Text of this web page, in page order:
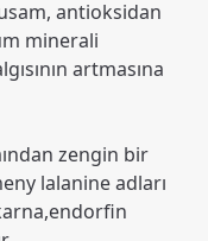
antioksidan
minerali
artmasına
zengin bir
lalanine adları